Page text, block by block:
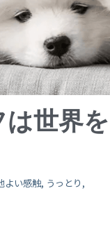
世界を
よい感触, うっとり,